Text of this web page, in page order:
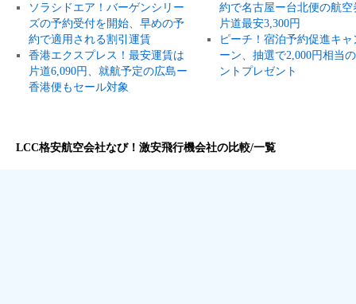
ソラシドエア！バーゲンシリー
ズの予約受付を開始、早めの予
約で適用される割引運賃
香港エクスプレス！最安運賃は
片道6,090円、就航予定の広島ー
香港便もセール対象
約で名古屋ー台北便の航空
片道最安3,300円
ピーチ！宿泊予約促進キャ
ーン、抽選で2,000円相当
ントプレゼント
LCC格安航空会社なび！激安飛行機会社の比較/一覧